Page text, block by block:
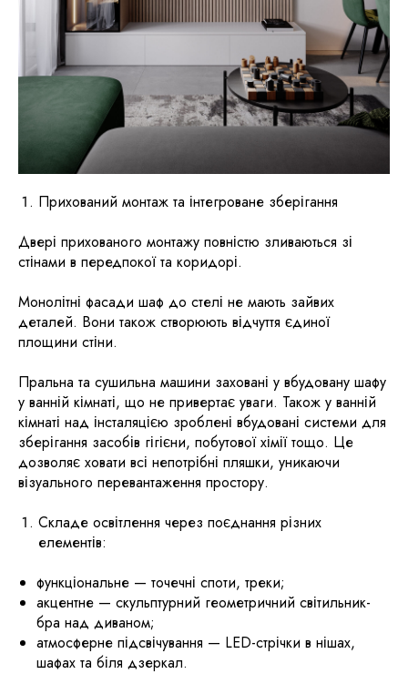
Прихований монтаж та інтегроване зберігання
​Двері прихованого монтажу повністю зливаються зі
стінами в передпокої та коридорі.
Монолітні фасади шаф до стелі не мають зайвих
деталей. Вони також створюють відчуття єдиної
площини стіни.
Пральна та сушильна машини заховані у вбудовану шафу
у ванній кімнаті, що не привертає уваги. Також у ванній
кімнаті над інсталяцією зроблені вбудовані системи для
зберігання засобів гігієни, побутової хімії тощо. Це
дозволяє ховати всі непотрібні пляшки, уникаючи
візуального перевантаження простору.
​Складе освітлення через поєднання різних
елементів:
функціональне — точечні споти, треки;
акцентне — скульптурний геометричний світильник-
бра над диваном;
атмосферне підсвічування — LED-стрічки в нішах,
шафах та біля дзеркал.